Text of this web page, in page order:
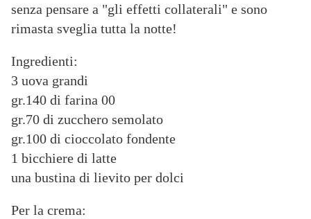
senza pensare a "gli effetti collaterali" e sono
rimasta sveglia tutta la notte!
Ingredienti:
3 uova grandi
gr.140 di farina 00
gr.70 di zucchero semolato
gr.100 di cioccolato fondente
1 bicchiere di latte
una bustina di lievito per dolci
Per la crema: